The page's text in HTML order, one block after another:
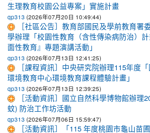
生理教育校園公益專案」實施計畫
qp313 (2026年07月20日 10:49:44)
［社區公告］教育部國民及學前教育署
學辦理「校園性教育（含性傳染病防治）
面性教育』專題演講活動」
qp313 (2026年07月13日 12:41:25)
［課程資訊］中央研究院辦理115年度
環境教育中心環境教育課程體驗計畫」
qp313 (2026年07月13日 12:39:25)
［活動資訊］國立自然科學博物館辦理
蚊) 防治工作坊活動
qp313 (2026年07月06日 15:59:47)
［活動資訊］「115 年度桃園市龜山苗